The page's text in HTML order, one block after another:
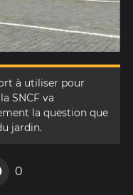
à utiliser pour
SNCF va
la question que
jardin.
0